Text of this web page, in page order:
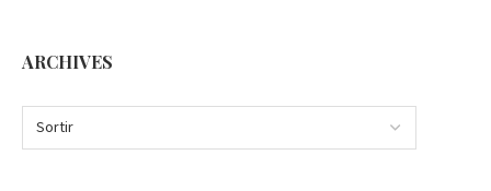
ARCHIVES